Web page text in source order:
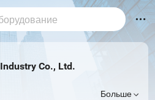
Co., Ltd.
Больше